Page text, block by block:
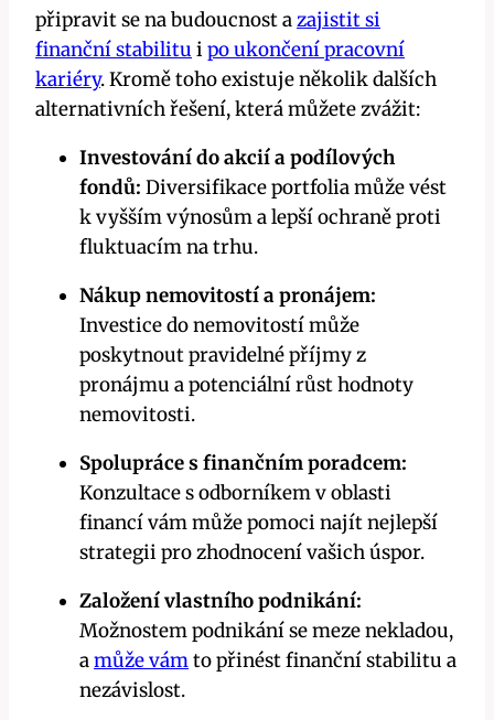
připravit se na budoucnost azajistit si
finanční stabilitu i po ukončení pracovní
kariéry. Kromě toho existuje několik dalších
alternativních řešení, která můžete zvážit:
Investování do akcií a podílových
fondů: Diversifikace portfolia může vést
k vyšším výnosům a lepší ochraně proti
fluktuacím na trhu.
Nákup nemovitostí a pronájem:
Investice do nemovitostí může
poskytnout pravidelné příjmy z
pronájmu a potenciální růst hodnoty
nemovitosti.
Spolupráce s finančním poradcem:
Konzultace s odborníkem v oblasti
financí vám může pomoci najít nejlepší
strategii pro zhodnocení vašich úspor.
Založení vlastního podnikání:
Možnostem podnikání se meze nekladou,
amůže vámto přinést finanční stabilitu a
nezávislost.